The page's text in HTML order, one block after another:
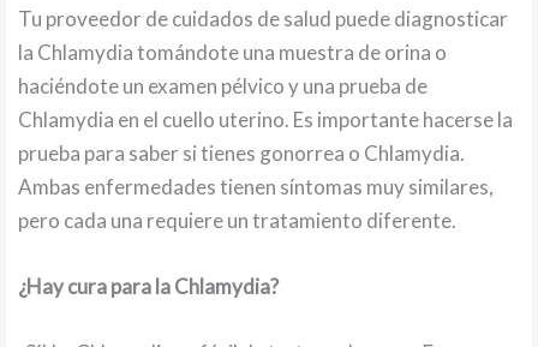
Tu proveedor de cuidados de salud puede diagnosticar
la Chlamydia tomándote una muestra de orina o
haciéndote un examen pélvico y una prueba de
Chlamydia en el cuello uterino. Es importante hacerse la
prueba para saber si tienes gonorrea o Chlamydia.
Ambas enfermedades tienen síntomas muy similares,
pero cada una requiere un tratamiento diferente.
¿Hay cura para la Chlamydia?